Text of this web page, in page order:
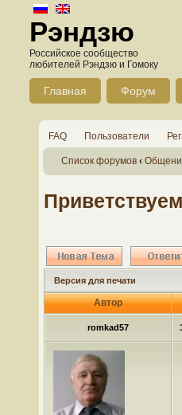
Рэндзю
Российское сообщество
любителей Рэндзю и Гомоку
Главная Форум
FAQ Пользователи
Список форумов ‹
Версия для печати
Автор
romkad57